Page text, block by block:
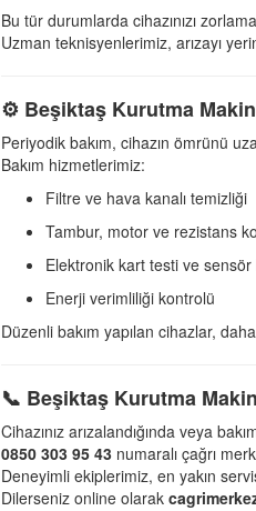
Bu tür durumlarda cihazınızı
Uzman teknisyenlerimiz, arızayı
⚙️ Beşiktaş Kurutma
Periyodik bakım, cihazın ömrünü
Bakım hizmetlerimiz:
Filtre ve hava kanalı temizliği
Tambur, motor ve rezistans
Elektronik kart testi ve
Enerji verimliliği kontrolü
Düzenli bakım yapılan cihazlar,
📞 Beşiktaş Kurutma
Cihazınız arızalandığında veya
0850 303 95 43 numaralı çağrı
Deneyimli ekiplerimiz, en yakın
Dilerseniz online olarak